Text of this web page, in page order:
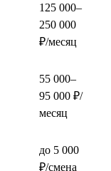
125 000–
250 000
₽/месяц
55 000–
95 000 ₽/
месяц
до 5 000
₽/смена